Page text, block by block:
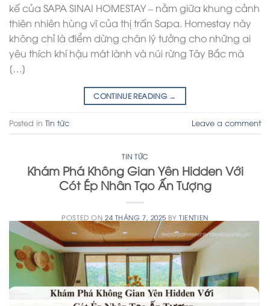
kế của SAPA SINAI HOMESTAY – nằm giữa khung cảnh
thiên nhiên hùng vĩ của thị trấn Sapa. Homestay này
không chỉ là điểm dừng chân lý tưởng cho những ai
yêu thích khí hậu mát lành và núi rừng Tây Bắc mà
[…]
CONTINUE READING →
Posted in Tin tức Leave a comment
TIN TỨC
Khám Phá Không Gian Yên Hidden Với
Cót Ép Nhân Tạo Ấn Tượng
POSTED ON 24 THÁNG 7, 2025 BYTIENTIEN